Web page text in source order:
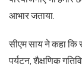
आभार जताया.
सीएम साय ने कहा
पर्यटन, शैक्षणिक